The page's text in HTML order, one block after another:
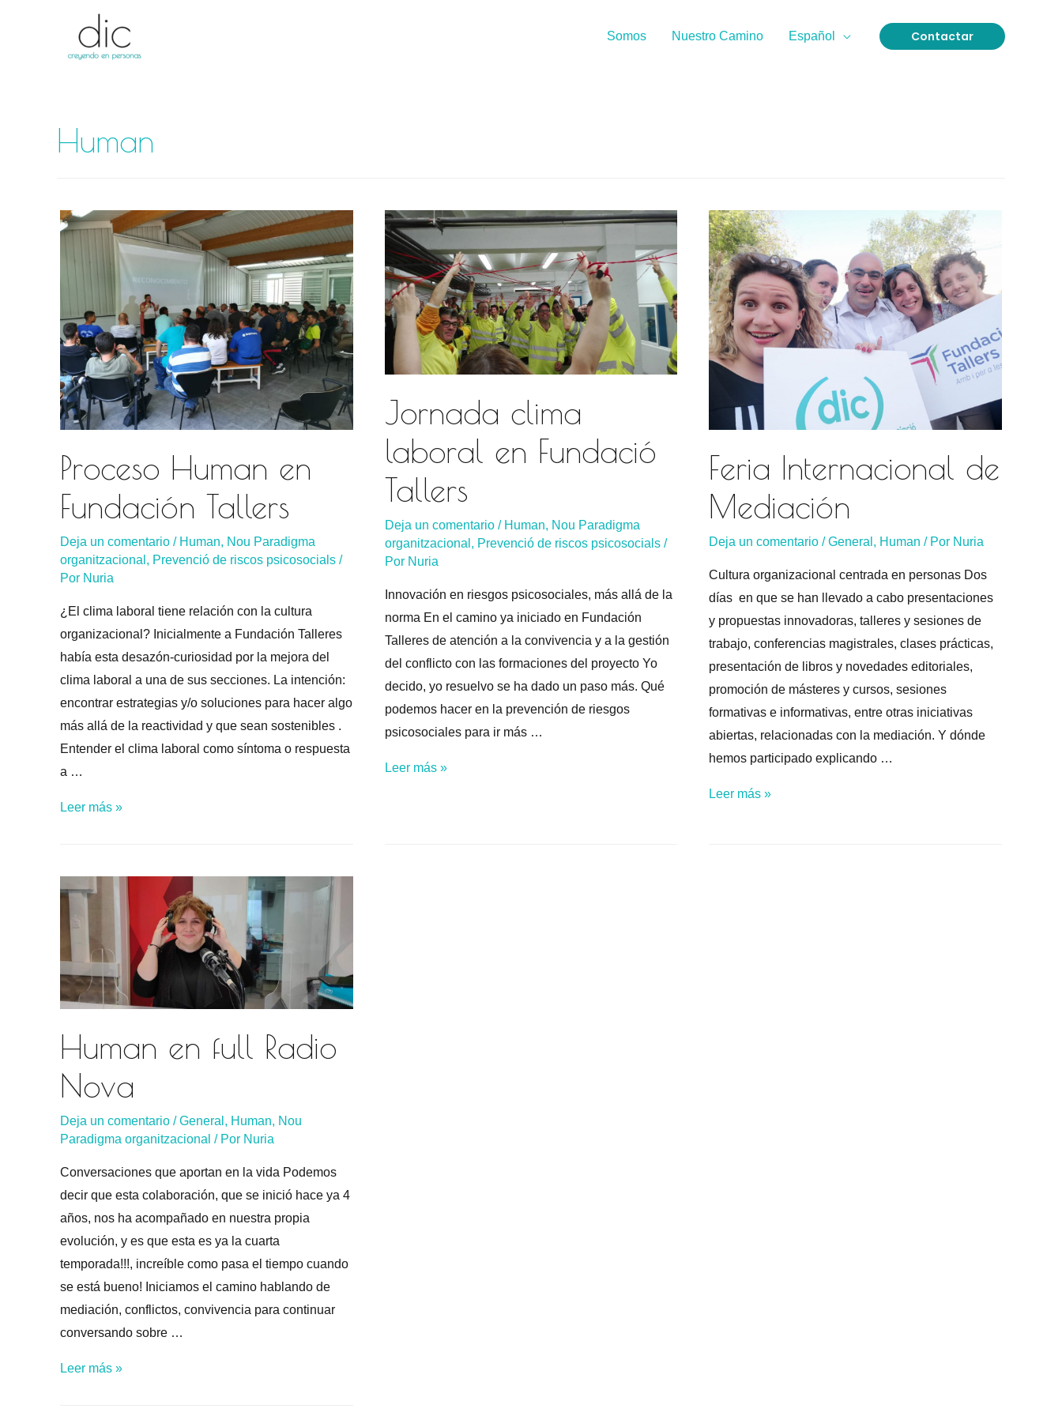
Somos Nuestro Camino Español Contactar
Human
Proceso Human en
Fundación Tallers
Deja un comentario / Human, Nou Paradigma
organitzacional , Prevenció de riscos psicosocials /
Por Nuria
¿El clima laboral tiene relación con la cultura
organizacional? Inicialmente a Fundación Talleres
había esta desazón-curiosidad por la mejora del
clima laboral a una de sus secciones. La intención:
encontrar estrategias y/o soluciones para hacer algo
más allá de la reactividad y que sean sostenibles .
Entender el clima laboral como síntoma o respuesta
a …
Proceso
Fundación
Tallers
Leer más »
Jornada clima
laboral en Fundació
Tallers
Deja un comentario / Human, Nou Paradigma
organitzacional , Prevenció de riscos psicosocials/
Por Nuria
Innovación en riesgos psicosociales, más allá de la
norma En el camino ya iniciado en Fundación
Talleres de atención a la convivencia y a la gestión
del conflicto con las formaciones del proyecto Yo
decido, yo resuelvo se ha dado un paso más. Qué
podemos hacer en la prevención de riesgos
psicosociales para ir más …
Jornada
Leer más »
Feria Internacional de
Mediación
Deja un comentario /General , Human / Por Nuria
Cultura organizacional centrada en personas Dos
días en que se han llevado a cabo presentaciones
y propuestas innovadoras, talleres y sesiones de
trabajo, conferencias magistrales, clases prácticas,
presentación de libros y novedades editoriales,
promoción de másteres y cursos, sesiones
formativas e informativas, entre otras iniciativas
abiertas, relacionadas con la mediación. Y dónde
hemos participado explicando …
Feria
Leer más »
Human en full Radio
Nova
Deja un comentario /General , Human, Nou
Paradigma organitzacional / Por Nuria
Conversaciones que aportan en la vida Podemos
decir que esta colaboración, que se inició hace ya 4
años, nos ha acompañado en nuestra propia
evolución, y es que esta es ya la cuarta
temporada!!!, increíble como pasa el tiempo cuando
se está bueno! Iniciamos el camino hablando de
mediación, conflictos, convivencia para continuar
conversando sobre …
Human
Leer más »